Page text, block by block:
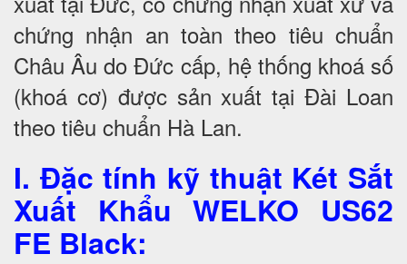
chứng nhận an toàn theo tiêu chuẩn
Châu Âu do Đức cấp, hệ thống khoá số
(khoá cơ) được sản xuất tại Đài Loan
theo tiêu chuẩn Hà Lan.
I. Đặc tính kỹ thuật Két Sắt
Xuất Khẩu WELKO US62
FE Black: